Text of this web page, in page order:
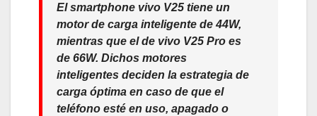
El smartphone vivo V25 tiene un
motor de carga inteligente de 44W,
mientras que el de vivo V25 Pro es
de 66W. Dichos motores
inteligentes deciden la estrategia de
carga óptima en caso de que el
teléfono esté en uso, apagado o